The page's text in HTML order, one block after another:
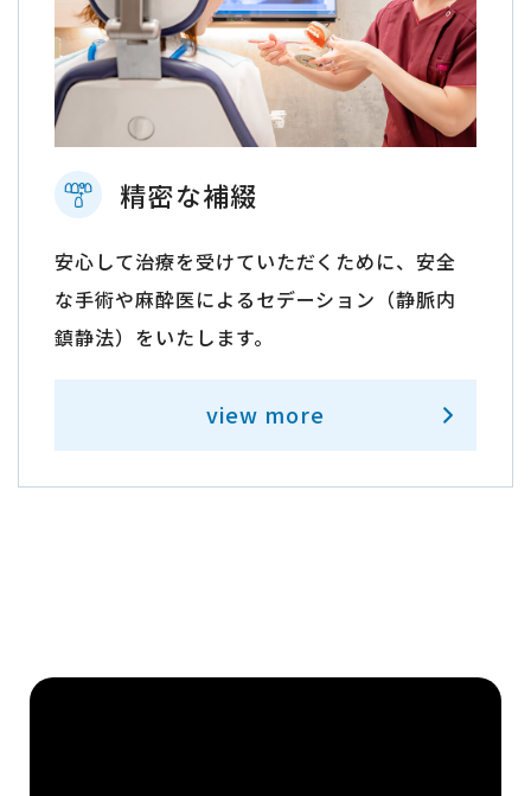
精密な補綴
安心して治療を受けていただくために、安全
な手術や麻酔医によるセデーション（静脈内
鎮静法）をいたします。
view more